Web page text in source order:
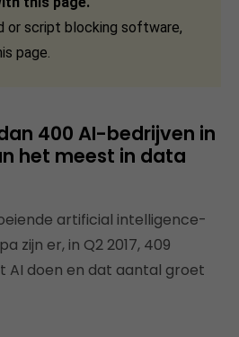
400 AI-bedrijven in
het meest in data
artificial intelligence-
zijn er, in Q2 2017, 409
AI doen en dat aantal groet